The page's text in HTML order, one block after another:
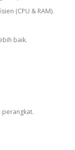
(CPU & RAM).
baik.
perangkat.